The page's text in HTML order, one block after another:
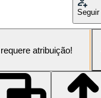
Seguir
atribuição!